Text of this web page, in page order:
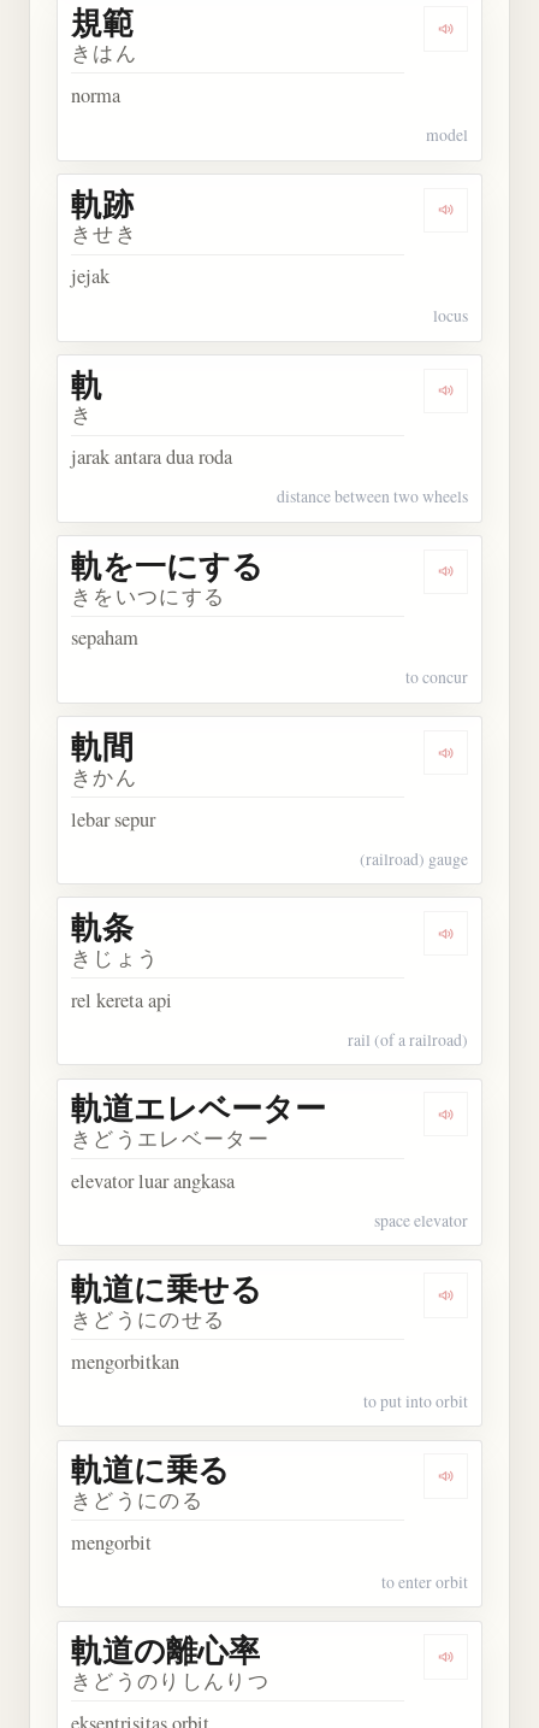
Dengarkan
規範
きはん
norma
model
Dengarkan
軌跡
きせき
jejak
locus
Dengarkan
軌
き
jarak antara dua roda
distance between two wheels
Dengarkan
軌を一にする
きをいつにする
sepaham
to concur
Dengarkan
軌間
きかん
lebar sepur
(railroad) gauge
Dengarkan
軌条
きじょう
rel kereta api
rail (of a railroad)
Dengarkan
軌道エレベーター
きどうエレベーター
elevator luar angkasa
space elevator
Dengarkan
軌道に乗せる
きどうにのせる
mengorbitkan
to put into orbit
Dengarkan
軌道に乗る
きどうにのる
mengorbit
to enter orbit
Dengarkan
軌道の離心率
きどうのりしんりつ